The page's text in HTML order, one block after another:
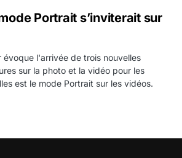
Portrait s’inviterait sur
évoque l'arrivée de trois nouvelles
sur la photo et la vidéo pour les
est le mode Portrait sur les vidéos.